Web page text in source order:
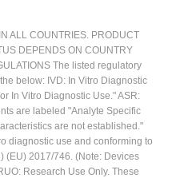
ALL COUNTRIES. PRODUCT
DEPENDS ON COUNTRY
The listed regulatory
below: IVD: In Vitro Diagnostic
In Vitro Diagnostic Use." ASR:
are labeled "Analyte Specific
are not established."
diagnostic use and conforming to
(EU) 2017/746. (Note: Devices
Research Use Only. These